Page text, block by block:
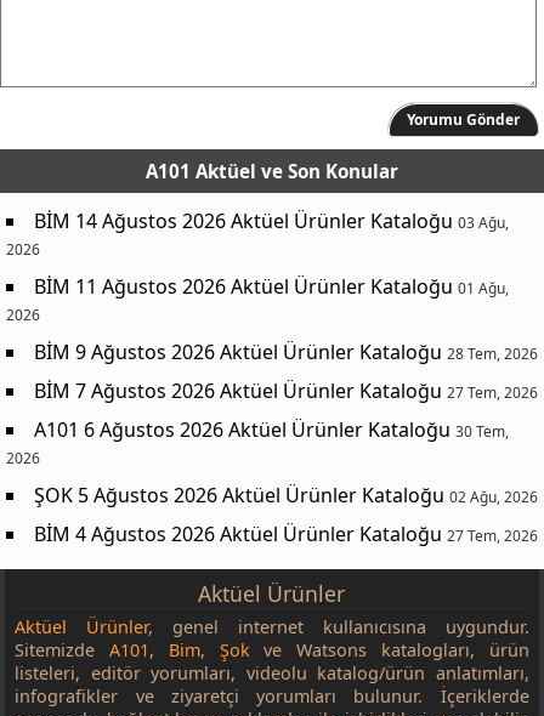
Yorumu Gönder
A101 Aktüel ve Son Konular
BİM 14 Ağustos 2026 Aktüel Ürünler Kataloğu 03 Ağu,
2026
BİM 11 Ağustos 2026 Aktüel Ürünler Kataloğu 01 Ağu,
2026
BİM 9 Ağustos 2026 Aktüel Ürünler Kataloğu 28 Tem, 2026
BİM 7 Ağustos 2026 Aktüel Ürünler Kataloğu 27 Tem, 2026
A101 6 Ağustos 2026 Aktüel Ürünler Kataloğu 30 Tem,
2026
ŞOK 5 Ağustos 2026 Aktüel Ürünler Kataloğu 02 Ağu, 2026
BİM 4 Ağustos 2026 Aktüel Ürünler Kataloğu 27 Tem, 2026
Aktüel Ürünler
Aktüel Ürünler, genel internet kullanıcısına uygundur.
SitemizdeA101, Bim, Şokve Watsons katalogları, ürün
listeleri, editör yorumları, videolu katalog/ürün anlatımları,
infografikler ve ziyaretçi yorumları bulunur. İçeriklerde